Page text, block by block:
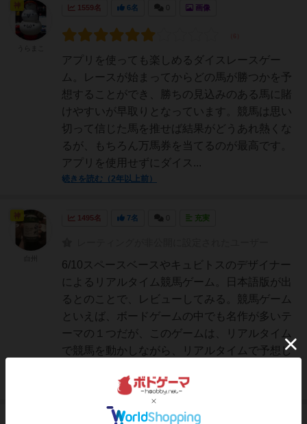
1559名 6名 画像
アプリを使っても楽しめるダイスレースゲー
ム。レースが始まってからどの馬が勝つかを予
想することができ、勝ちの見込みのある馬に賭
けやすいが早取りとなっています。競馬は思い
切って信じた馬を推せば結果がどうあれ熱くな
るが、もちろん万馬券を当てるのが最高です。
アプリを使用せずにダイス...
続きを読む（2年以上前）
神
1495名 7名 充実
6/10スペースベースやキュビトスのデザイナー
によるリアルタイム競馬ゲーム。日本語版が出
るとのことで、レビューしてみる。競馬ゲーム
といえば、ボードゲームの中でも名作が多いテ
ーマの１つだが、このゲームは、リアルタイム
で競馬を動かしながら、リアルタイムで予想し
続きを読む（2年以上前）
神